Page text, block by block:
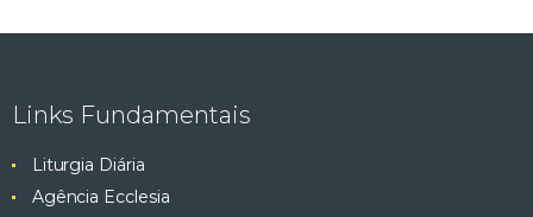
Links Fundamentais
Liturgia Diária
Agência Ecclesia